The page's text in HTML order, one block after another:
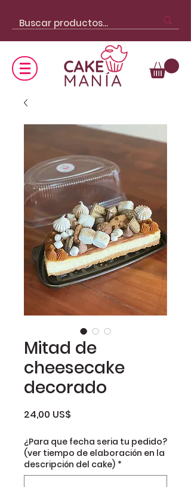
Mitad de
cheesecake
decorado
24,00 US$
¿Para que fecha seria tu pedido?
(ver tiempo de elaboración en la
descripción del cake) *